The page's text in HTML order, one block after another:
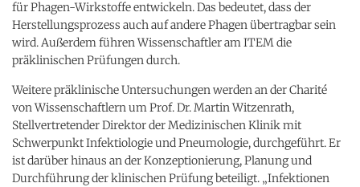
für Phagen-Wirkstoffe entwickeln. Das bedeutet, dass der
Herstellungsprozess auch auf andere Phagen übertragbar sein
wird. Außerdem führen Wissenschaftler am ITEM die
präklinischen Prüfungen durch.
Weitere präklinische Untersuchungen werden an der Charité
von Wissenschaftlern um Prof. Dr. Martin Witzenrath,
Stellvertretender Direktor der Medizinischen Klinik mit
Schwerpunkt Infektiologie und Pneumologie, durchgeführt. Er
ist darüber hinaus an der Konzeptionierung, Planung und
Durchführung der klinischen Prüfung beteiligt. „Infektionen